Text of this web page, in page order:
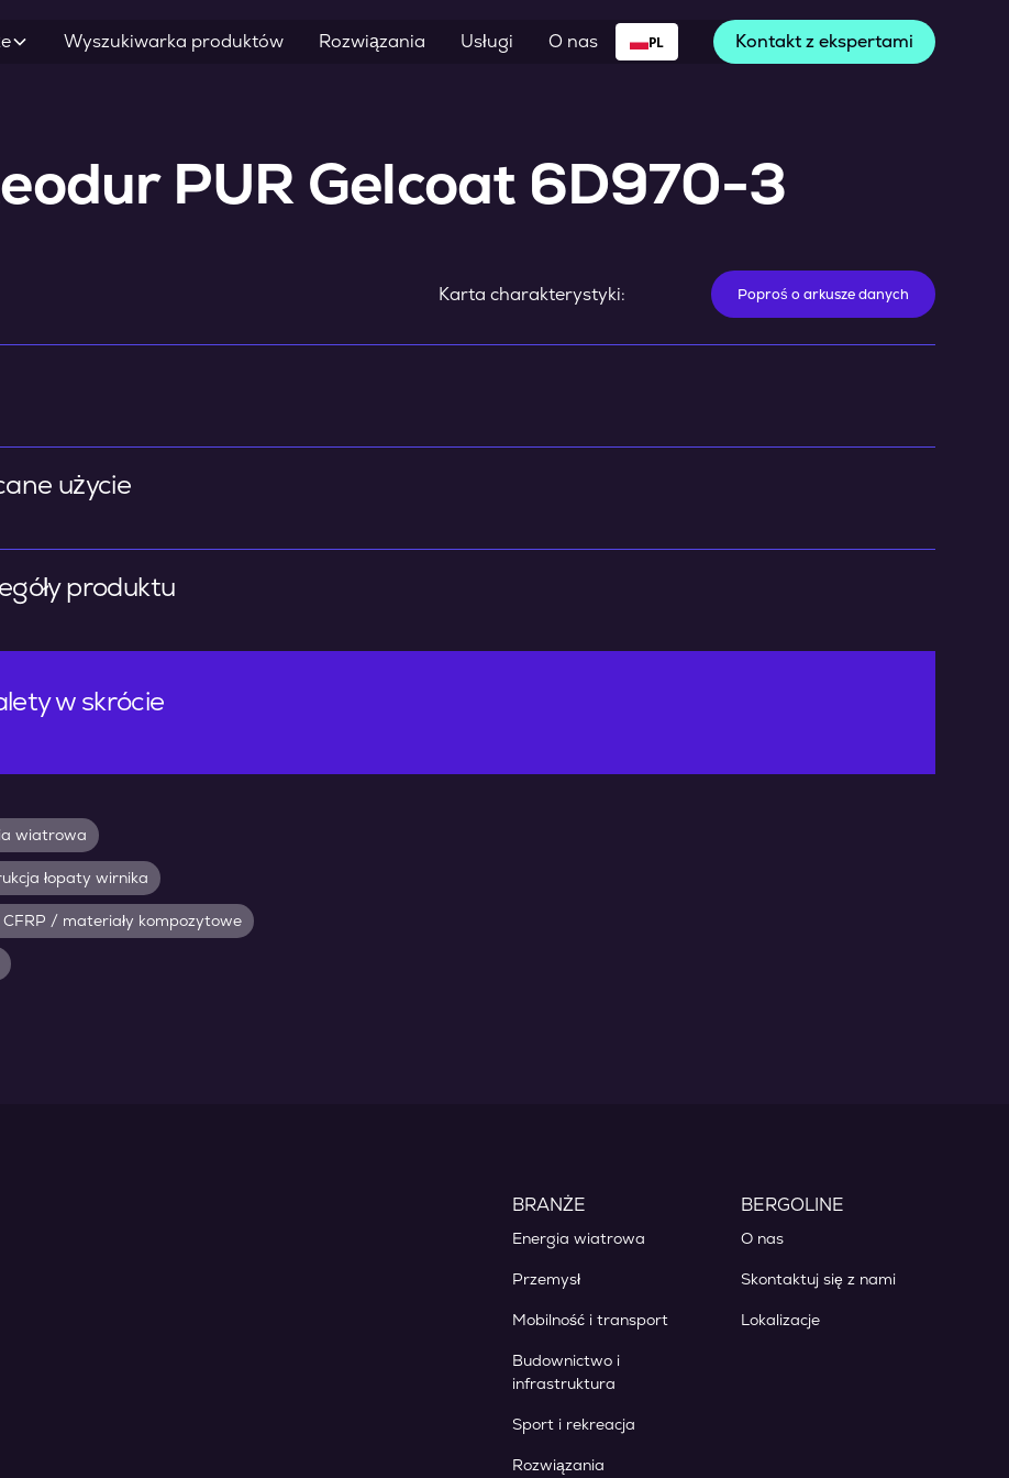
Wyszukiwarka produktów Rozwiązania Usługi O nas PL Kontakt z ekspertami
PUR Gelcoat 6D970-3
Karta charakterystyki: Poproś o arkusze danych
użycie
produktu
w skrócie
wiatrowa
łopaty wirnika
/ materiały kompozytowe
BRANŻE
Energia wiatrowa
Przemysł
Mobilność i transport
Budownictwo i
infrastruktura
Sport i rekreacja
Rozwiązania
BERGOLINE
O nas
Skontaktuj się z nami
Lokalizacje